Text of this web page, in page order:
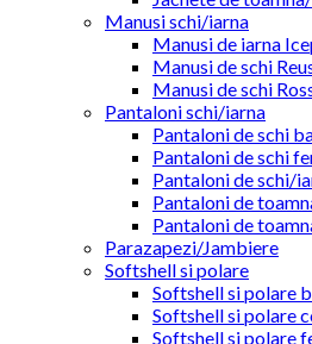
Manusi schi/iarna
Manusi de iarna
Manusi de schi
Manusi de schi
Pantaloni schi/iarna
Pantaloni de schi
Pantaloni de schi
Pantaloni de schi/
Pantaloni de
Pantaloni de
Parazapezi/Jambiere
Softshell si polare
Softshell si polare
Softshell si polare
Softshell si polare